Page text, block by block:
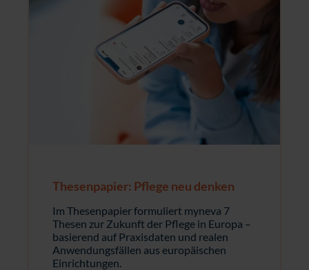
Thesenpapier: Pflege neu denken
Im Thesenpapier formuliert myneva 7
Thesen zur Zukunft der Pflege in Europa –
basierend auf Praxisdaten und realen
Anwendungsfällen aus europäischen
Einrichtungen.